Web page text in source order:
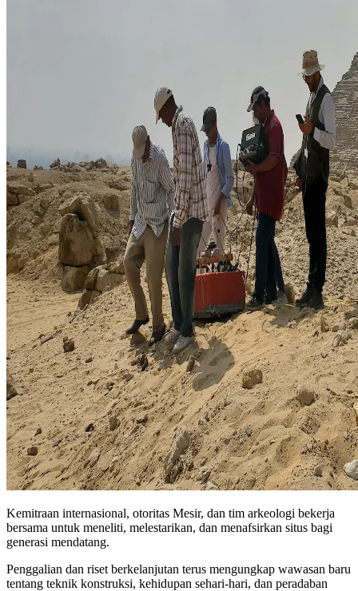
Kemitraan internasional, otoritas Mesir, dan tim arkeologi bekerja
bersama untuk meneliti, melestarikan, dan menafsirkan situs bagi
generasi mendatang.
Penggalian dan riset berkelanjutan terus mengungkap wawasan baru
tentang teknik konstruksi, kehidupan sehari‑hari, dan peradaban